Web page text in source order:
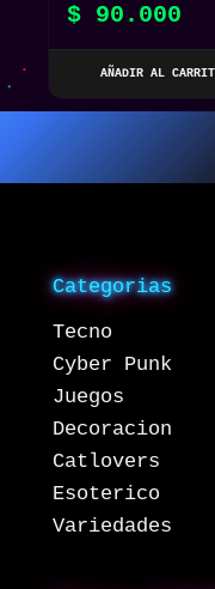
$ 90.000
AÑADIR AL
Categorias
Tecno
Cyber Punk
Juegos
Decoracion
Catlovers
Esoterico
Variedades